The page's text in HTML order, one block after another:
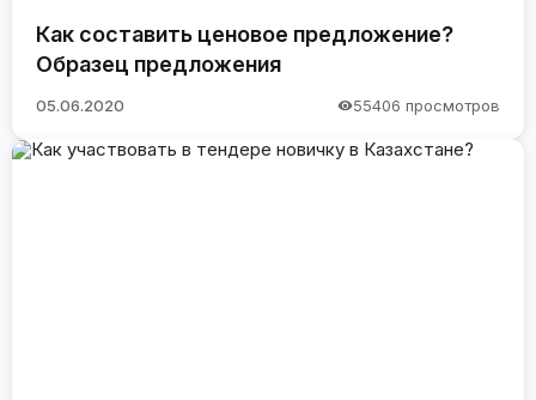
Как составить ценовое предложение?
Образец предложения
05.06.2020 55406 просмотров